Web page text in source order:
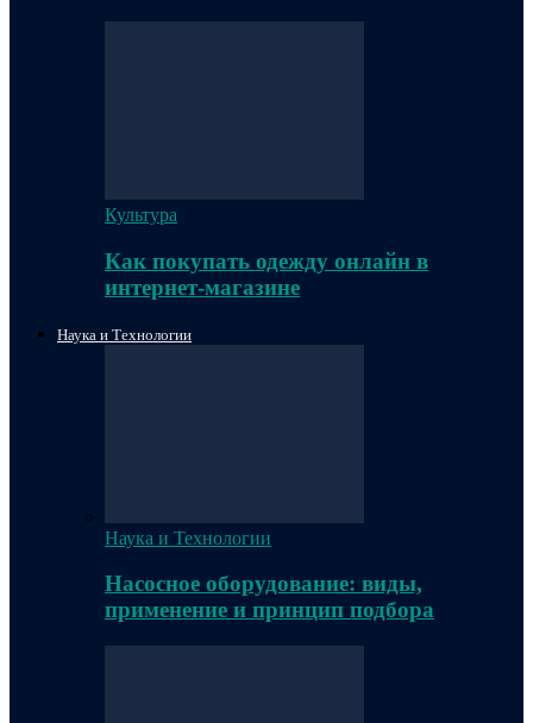
Культура
Как покупать одежду онлайн в
интернет-магазине
Наука и Технологии
Наука и Технологии
Насосное оборудование: виды,
применение и принцип подбора